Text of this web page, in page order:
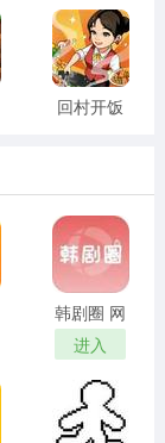
广告版
回村开饭
韩剧圈 网
页版
进入